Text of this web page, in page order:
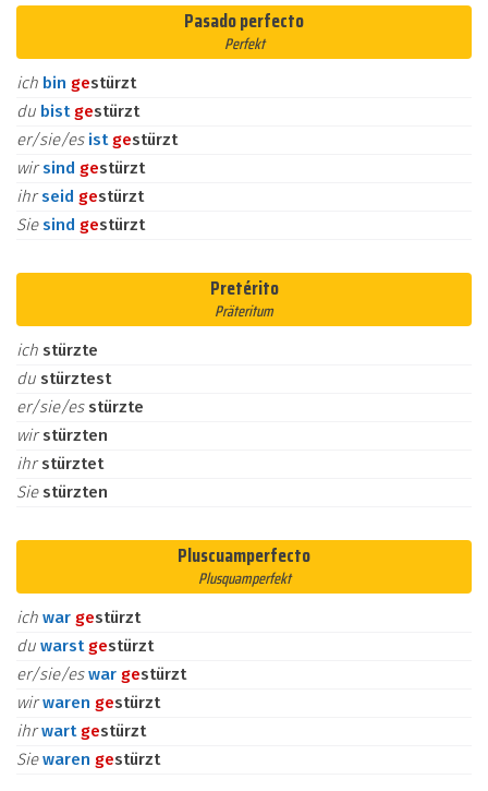
Pasado perfecto
Perfekt
ich bin gestürzt
du bist gestürzt
er/sie/es ist gestürzt
wirsind gestürzt
ihrseid gestürzt
Siesind gestürzt
Pretérito
Präteritum
ich stürzte
du stürztest
er/sie/es stürzte
wirstürzten
ihrstürztet
Sie stürzten
Pluscuamperfecto
Plusquamperfekt
ich war gestürzt
du warst gestürzt
er/sie/eswar gestürzt
wirwaren gestürzt
ihrwart gestürzt
Siewaren gestürzt